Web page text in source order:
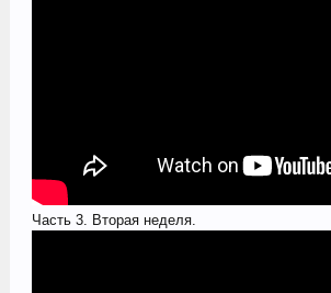
Часть 3. Вторая неделя.